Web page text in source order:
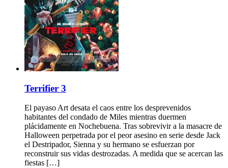
Terrifier 3
El payaso Art desata el caos entre los desprevenidos
habitantes del condado de Miles mientras duermen
plácidamente en Nochebuena. Tras sobrevivir a la masacre de
Halloween perpetrada por el peor asesino en serie desde Jack
el Destripador, Sienna y su hermano se esfuerzan por
reconstruir sus vidas destrozadas. A medida que se acercan las
fiestas […]